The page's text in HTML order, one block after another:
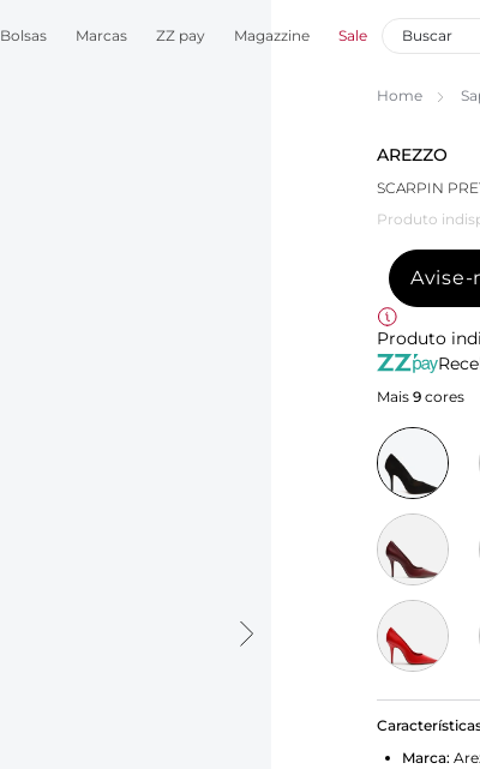
Bolsas Marcas ZZ pay Magazzine Sale
Home
AREZZO
SCARPIN
Produto
Avise-
Produto
Mais 9 cores
Marca: